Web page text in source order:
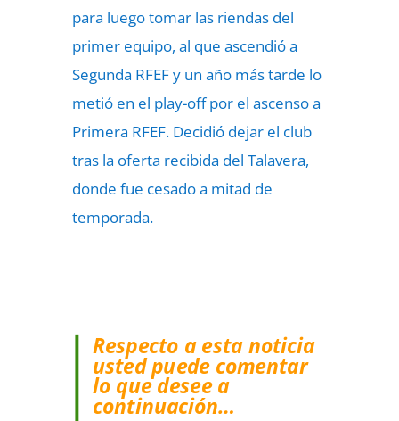
para luego tomar las riendas del
primer equipo, al que ascendió a
Segunda RFEF y un año más tarde lo
metió en el play-off por el ascenso a
Primera RFEF. Decidió dejar el club
tras la oferta recibida del Talavera,
donde fue cesado a mitad de
temporada.
Respecto a esta noticia
usted puede comentar
lo que desee a
continuación…